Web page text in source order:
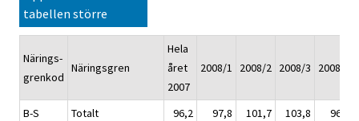
tabellen större
Närings-
grenkod
Näringsgren
Hela
året
2007
2008/1 2008/2 2008/3 2008/4
B-S
Totalt 96,2 97,8 101,7 103,8 96,7